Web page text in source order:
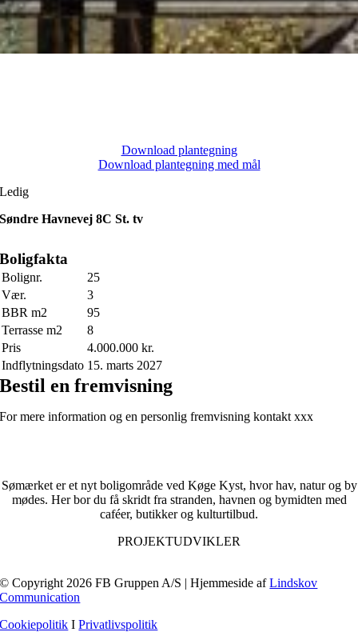
Download plantegning
Download plantegning med mål
Ledig
Søndre Havnevej 8C St. tv
Boligfakta
Bolignr.
25
Vær.
3
BBR m2
95
Terrasse m2
8
Pris
4.000.000 kr.
Indflytningsdato 15. marts 2027
Bestil en fremvisning
For mere information og en personlig fremvisning kontakt xxx
Sømærket er et nyt boligområde ved Køge Kyst, hvor hav, natur og by
mødes. Her bor du få skridt fra stranden, havnen og bymidten med
caféer, butikker og kulturtilbud.
PROJEKTUDVIKLER
© Copyright 2026 FB Gruppen A/S | Hjemmeside afLindskov
Communication
Cookiepolitik IPrivatlivspolitik